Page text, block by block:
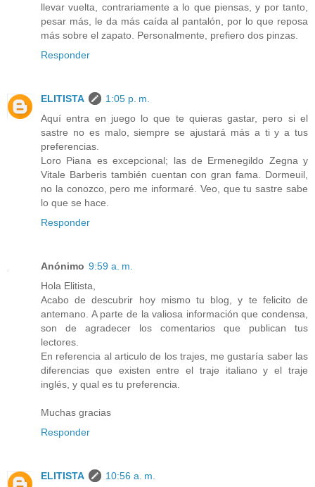
llevar vuelta, contrariamente a lo que piensas, y por tanto,
pesar más, le da más caída al pantalón, por lo que reposa
más sobre el zapato. Personalmente, prefiero dos pinzas.
Responder
ELITISTA
1:05 p. m.
Aquí entra en juego lo que te quieras gastar, pero si el
sastre no es malo, siempre se ajustará más a ti y a tus
preferencias.
Loro Piana es excepcional; las de Ermenegildo Zegna y
Vitale Barberis también cuentan con gran fama. Dormeuil,
no la conozco, pero me informaré. Veo, que tu sastre sabe
lo que se hace.
Responder
Anónimo 9:59 a. m.
Hola Elitista,
Acabo de descubrir hoy mismo tu blog, y te felicito de
antemano. A parte de la valiosa información que condensa,
son de agradecer los comentarios que publican tus
lectores.
En referencia al articulo de los trajes, me gustaría saber las
diferencias que existen entre el traje italiano y el traje
inglés, y qual es tu preferencia.
Muchas gracias
Responder
ELITISTA
10:56 a. m.